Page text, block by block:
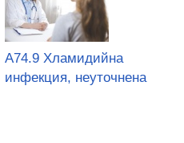
A74.9 Хламидийна
инфекция, неуточнена